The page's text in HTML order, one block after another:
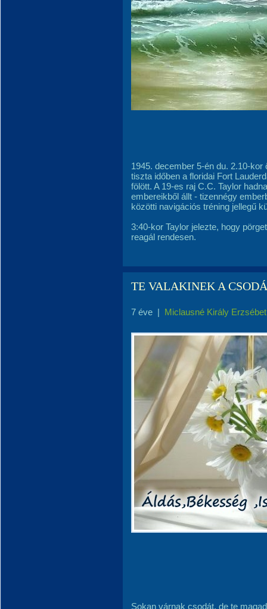
1945. december 5-én du. 2.10-
tiszta időben a floridai Fort
fölött. A 19-es raj C.C. Taylor
embereikből állt - tizennégy
közötti navigációs tréning jellegű
3:40-kor Taylor jelezte, hogy
reagál rendesen.
TE VALAKINEK A
7 éve | Miclausné Király Erzsébet
Sokan várnak csodát, de te